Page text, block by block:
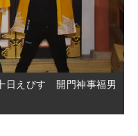
日えびす 開門神事福男